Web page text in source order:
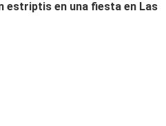
estriptis en una fiesta en Las